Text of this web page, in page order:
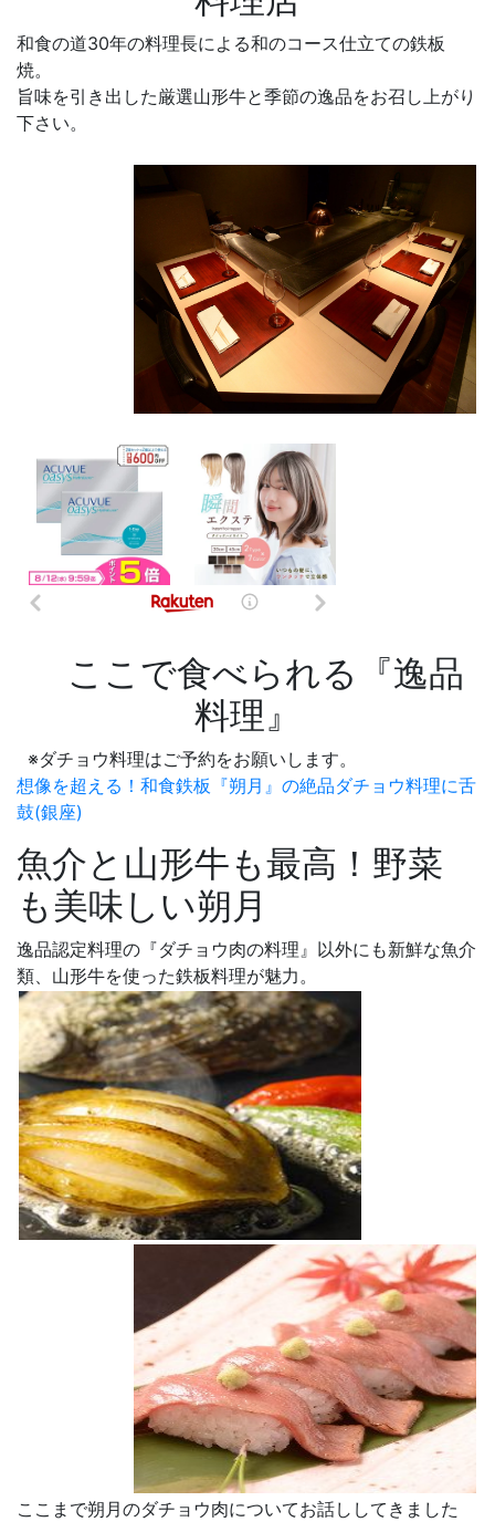
和食の道30年の料理長による和のコース仕立ての鉄板
焼。
旨味を引き出した厳選山形牛と季節の逸品をお召し上がり
下さい。
ここで食べられる『逸品
料理』
※ダチョウ料理はご予約をお願いします。
想像を超える！和食鉄板『朔月』の絶品ダチョウ料理に舌
鼓(銀座)
魚介と山形牛も最高！野菜
も美味しい朔月
逸品認定料理の『ダチョウ肉の料理』以外にも新鮮な魚介
類、山形牛を使った鉄板料理が魅力。
ここまで朔月のダチョウ肉についてお話ししてきました